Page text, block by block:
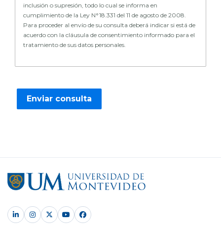
inclusión o supresión, todo lo cual se informa en
cumplimiento de la Ley N°18.331 del 11 de agosto de 2008.
Para proceder al envío de su consulta deberá indicar si está de
acuerdo con la cláusula de consentimiento informado para el
tratamiento de sus datos personales.